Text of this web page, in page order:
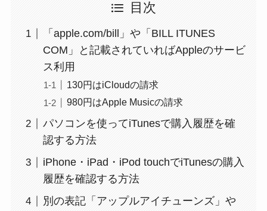
目次
「apple.com/bill」や「BILL ITUNES
COM」と記載されていればAppleのサービ
ス利用
130円はiCloudの請求
980円はApple Musicの請求
パソコンを使ってiTunesで購入履歴を確
認する方法
iPhone・iPad・iPod touchでiTunesの購入
履歴を確認する方法
別の表記「アップルアイチューンズ」や